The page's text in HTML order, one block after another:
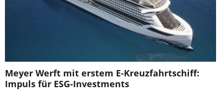
Meyer Werft mit erstem E-Kreuzfahrtschiff:
Impuls für ESG-Investments